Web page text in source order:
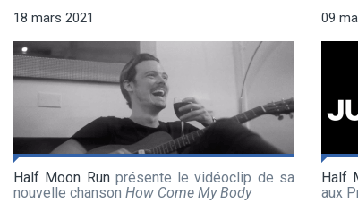
18 mars 2021
Half Moon Runprésente le vidéoclip de sa
nouvelle chanson How Come My Body
09
Half
aux